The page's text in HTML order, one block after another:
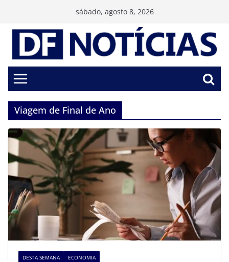
conteúdo
sábado, agosto 8, 2026
Viagem de Final de Ano
DESTA SEMANA ECONOMIA